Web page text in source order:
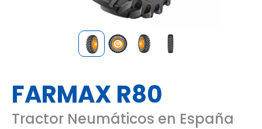
FARMAX R80
Tractor Neumáticos en España